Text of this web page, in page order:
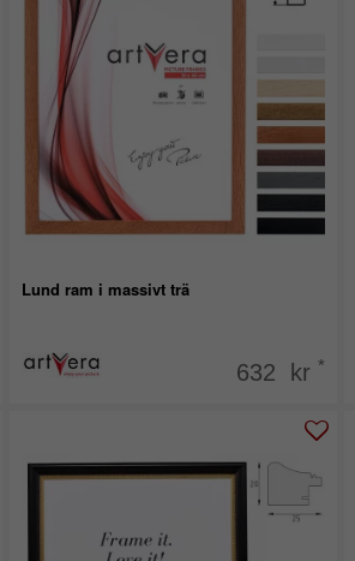
Lund ram i massivt trä
632 kr *